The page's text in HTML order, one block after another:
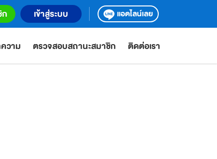
เข้าสู่ระบบ แอดไลน์เลย
วาม ตรวจสอบสถานะสมาชิก ติดต่อเรา